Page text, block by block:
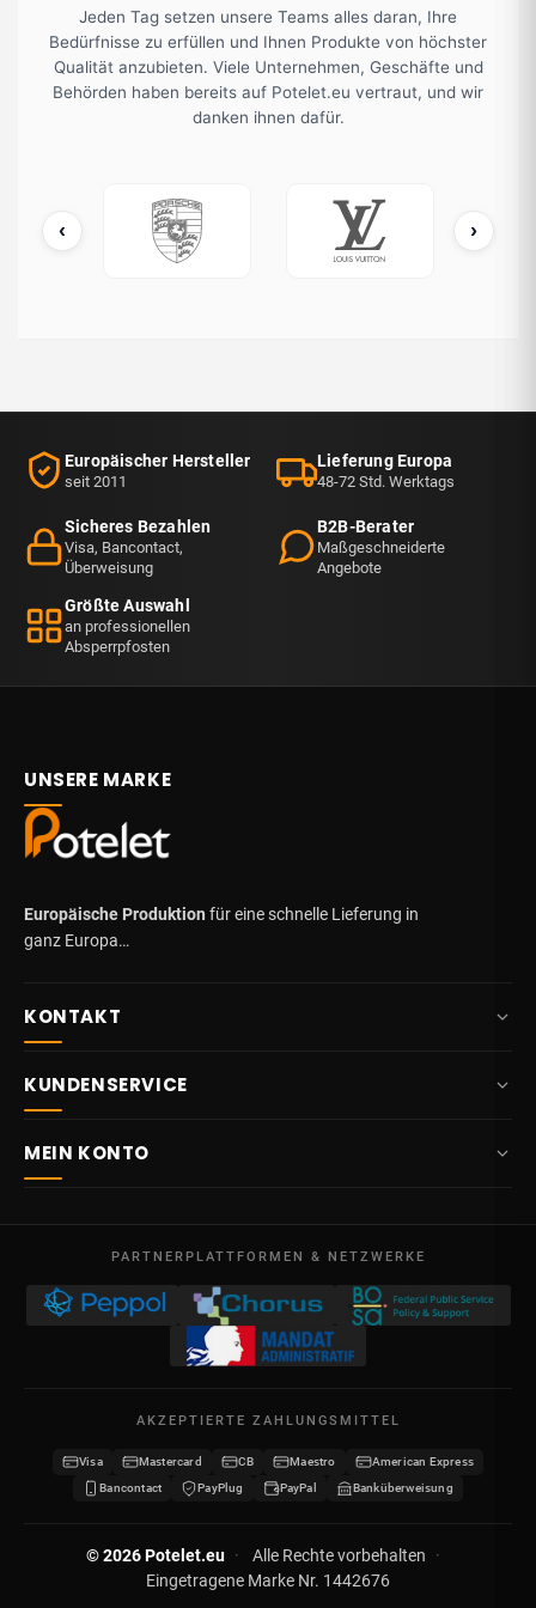
Jeden Tag setzen unsere Teams alles daran, Ihre
Bedürfnisse zu erfüllen und Ihnen Produkte von höchster
Qualität anzubieten. Viele Unternehmen, Geschäfte und
Behörden haben bereits auf Potelet.eu vertraut, und wir
danken ihnen dafür.
‹
/ OTAN Porsche Louis Vuitton ›
Europäischer Hersteller
seit 2011
Lieferung Europa
48-72 Std. Werktags
Sicheres Bezahlen
Visa, Bancontact,
Überweisung
B2B-Berater
Maßgeschneiderte
Angebote
Größte Auswahl
an professionellen
Absperrpfosten
UNSERE MARKE
Europäische Produktion für eine schnelle Lieferung in
ganz Europa…
KONTAKT
4710 Lontzen
Mo – Fr
09:00 – 17:00
USt-IdNr. BE 0641.740.320 - Lüttich
KUNDENSERVICE
Lieferung
AGB
Rechtliche Hinweise
Datenschutz
MEIN KONTO
Meine Gutschriften
Meine Gutscheine
Wiederverkäufer werden
PARTNERPLATTFORMEN & NETZWERKE
AKZEPTIERTE ZAHLUNGSMITTEL
Visa Mastercard CB Maestro
American Express
Bancontact
PayPlug PayPal Banküberweisung
© 2026 Potelet.eu · Alle Rechte vorbehalten
·
Eingetragene Marke Nr. 1442676